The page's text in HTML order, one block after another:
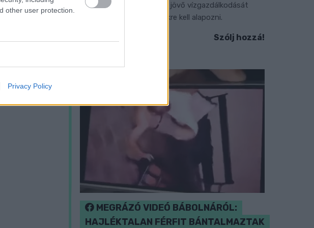
other user protection.
Privacy Policy
egy új dunai vízlépcső - a jövő vízgazdálkodását
pedig már a klímamodellekre kell alapozni.
Szólj hozzá!
MEGRÁZÓ VIDEÓ BÁBOLNÁRÓL:
HAJLÉKTALAN FÉRFIT BÁNTALMAZTAK